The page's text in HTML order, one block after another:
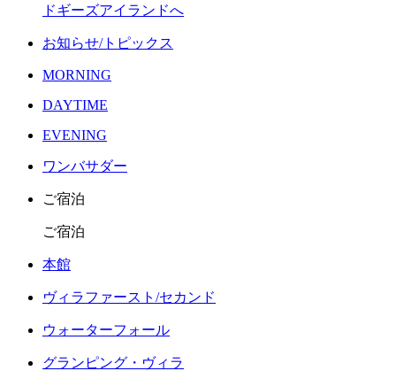
ドギーズアイランドへ
お知らせ/トピックス
MORNING
DAYTIME
EVENING
ワンバサダー
ご宿泊
ご宿泊
本館
ヴィラファースト/セカンド
ウォーターフォール
グランピング・ヴィラ